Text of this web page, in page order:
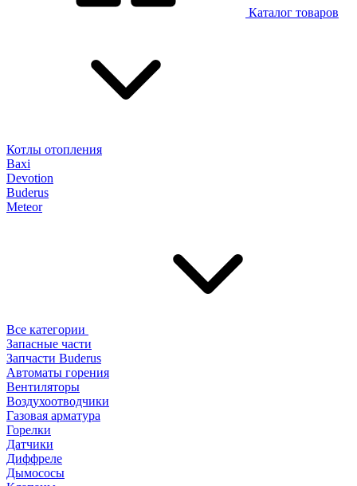
Каталог товаров
Котлы отопления
Baxi
Devotion
Buderus
Meteor
Все категории
Запасные части
Запчасти Buderus
Автоматы горения
Вентиляторы
Воздухоотводчики
Газовая арматура
Горелки
Датчики
Диффреле
Дымососы